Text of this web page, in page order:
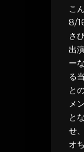
こ
8/
さ
出
ー
る
と
メ
と
せ
オ